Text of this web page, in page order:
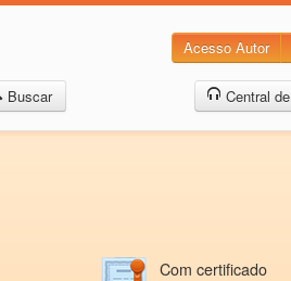
Acesso Autor
Buscar Central de
Com certificado